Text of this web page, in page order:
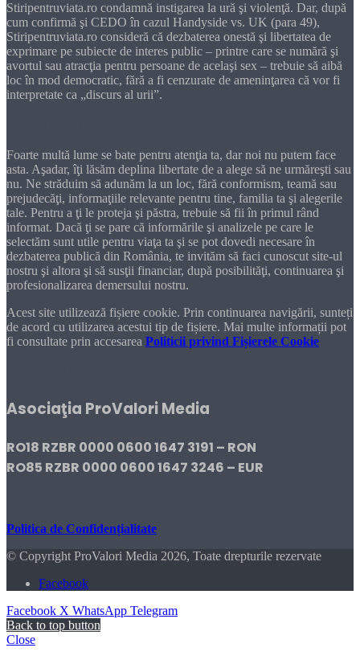
Stiripentruviata.ro condamnă instigarea la ură şi violenţă. Dar, după
cum confirmă şi CEDO în cazul Handyside vs. UK (para 49),
Stiripentruviata.ro consideră că dezbaterea onestă şi libertatea de
exprimare pe subiecte de interes public – printre care se numără şi
avortul sau atracţia pentru persoane de acelaşi sex – trebuie să aibă
loc în mod democratic, fără a fi cenzurate de ameninţarea că vor fi
interpretate ca „discurs al urii”.
Foarte multă lume se bate pentru atenţia ta, dar noi nu putem face
asta. Aşadar, îţi lăsăm deplina libertate de a alege să ne urmăreşti sau
nu. Ne străduim să adunăm la un loc, fără conformism, teamă sau
prejudecăţi, informaţiile relevante pentru tine, familia ta şi alegerile
tale. Pentru a ţi le proteja şi păstra, trebuie să fii în primul rând
informat. Dacă ţi se pare că informările şi analizele pe care le
selectăm sunt utile pentru viaţa ta şi se pot dovedi necesare în
dezbaterea publică din România, te invităm să faci cunoscut site-ul
nostru şi altora şi să susţii financiar, după posibilităţi, continuarea şi
profesionalizarea demersului nostru.
Acest site utilizează fișiere cookie. Prin continuarea navigării, sunteți
de acord cu utilizarea acestui tip de fișiere. Mai multe informații pot
fi consultate prin accesarea Politicii privind Fișierele Cookie
Asociaţia ProValori Media
RO18 RZBR 0000 0600 1647 3191 – RON
RO85 RZBR 0000 0600 1647 3246 – EUR
Politica de Confidențialitate
© Copyright ProValori Media 2026, Toate drepturile rezervate
Facebook
Facebook X WhatsApp Telegram
Back to top button
Close